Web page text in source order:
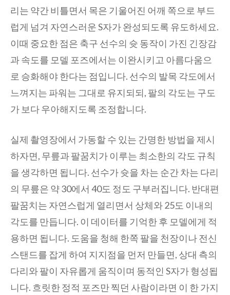
리는 약간 비틀면서 목은 기울어진 어깨 쪽으로 부드
럽게 넘겨 자연스러운 S자가 완성되도록 유도하세요.
이때 중요한 점은 축구 선수의 슛 동작이 가진 긴장감
과 속도를 모델 포즈에서는 이완시키고 아름다움으
로 승화해야 한다는 점입니다. 선수의 발목 각도에서
느껴지는 파워는 그대로 유지되되, 팔의 각도는 구도
가 보다 우아해지도록 조정합니다.
실제 촬영장에서 가동할 수 있는 간명한 방법을 제시
하자면, 무릎과 팔꿈치가 이루는 최소한의 각도 규칙
을 생각하면 됩니다. 선수가 슛을 차는 순간 차는 다리
의 무릎은 약 30에서 40도 정도 구부러집니다. 반대편
팔꿈치는 자연스럽게 열리면서 상체와 25도 이내의
각도를 만듭니다. 이 데이터를 기억한 후 모델에게 적
용하면 됩니다. 도움을 청해 한쪽 팔을 천장이나 전신
스탠드를 잡게 하여 지지점을 먼저 만들면, 상대 측의
다리와 팔이 자유롭게 움직이며 동적인 S자가 형성됩
니다. 흐릿한 정적 포즈만 찍던 사람이라면 이 한 가지